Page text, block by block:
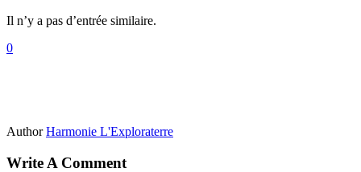
Il n’y a pas d’entrée similaire.
0
Author Harmonie L'Exploraterre
Write A Comment